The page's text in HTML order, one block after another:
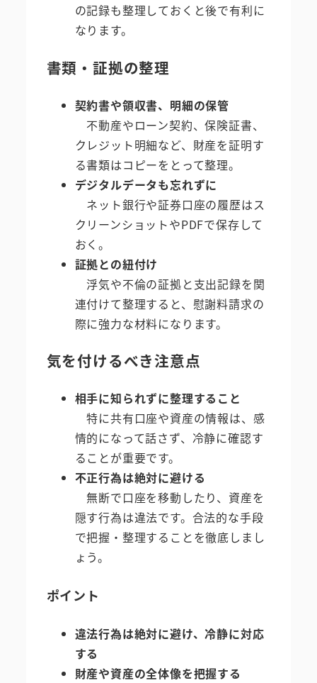
の記録も整理しておくと後で有利に
なります。
書類・証拠の整理
契約書や領収書、明細の保管
不動産やローン契約、保険証書、
クレジット明細など、財産を証明す
る書類はコピーをとって整理。
デジタルデータも忘れずに
ネット銀行や証券口座の履歴はス
クリーンショットやPDFで保存して
おく。
証拠との紐付け
浮気や不倫の証拠と支出記録を関
連付けて整理すると、慰謝料請求の
際に強力な材料になります。
気を付けるべき注意点
相手に知られずに整理すること
特に共有口座や資産の情報は、感
情的になって話さず、冷静に確認す
ることが重要です。
不正行為は絶対に避ける
無断で口座を移動したり、資産を
隠す行為は違法です。合法的な手段
で把握・整理することを徹底しまし
ょう。
ポイント
違法行為は絶対に避け、冷静に対応
する
財産や資産の全体像を把握する